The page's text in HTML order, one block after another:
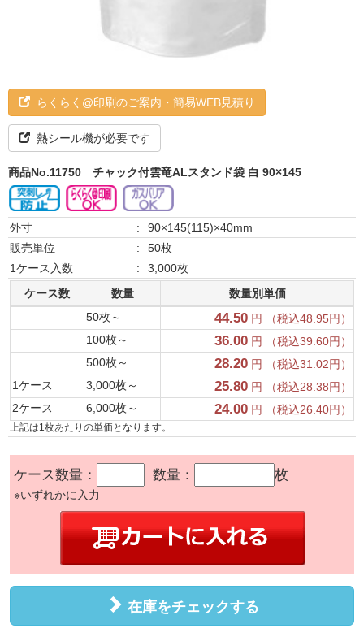
らくらく@印刷のご案内・簡易WEB見積り
熱シール機が必要です
商品No.11750 チャック付雲竜ALスタンド袋 白 90×145
外寸 :
90×145(115)×40mm
販売単位
:
50枚
1ケース入数
:
3,000枚
ケース数
数量
数量別単価
50枚～
44.50 円 （税込48.95円）
100枚～
36.00 円 （税込39.60円）
500枚～
28.20 円 （税込31.02円）
1ケース
3,000枚～ 25.80 円 （税込28.38円）
2ケース
6,000枚～ 24.00 円 （税込26.40円）
上記は1枚あたりの単価となります。
ケース数量： 数量： 枚
※いずれかに入力
在庫をチェックする